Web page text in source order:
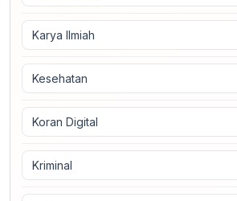
Karya Ilmiah
Kesehatan
Koran Digital
Kriminal